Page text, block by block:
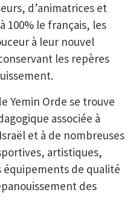
d’animatrices et
100% le français, les
à leur nouvel
les repères
Yemin Orde se trouve
associée à
et à de nombreuses
artistiques,
équipements de qualité
des